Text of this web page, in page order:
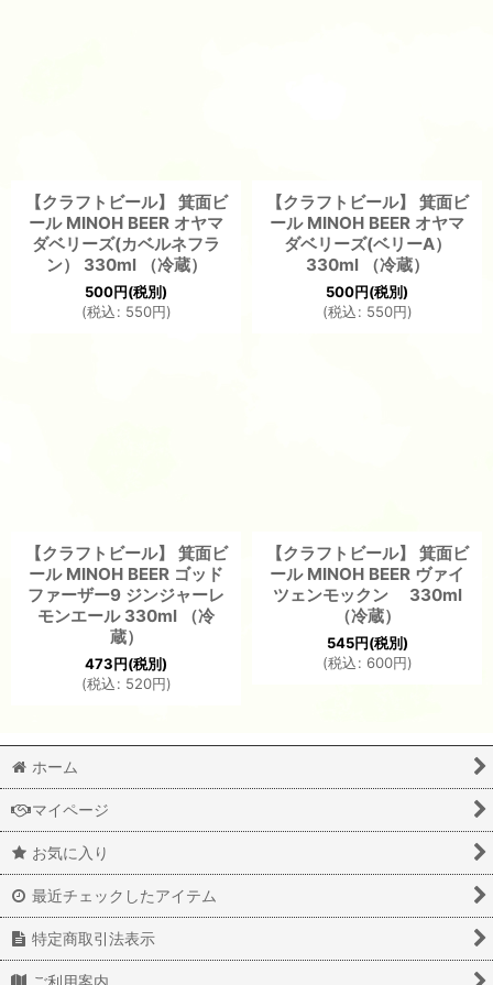
【クラフトビール】 箕面ビ
ール MINOH BEER オヤマ
ダベリーズ(カベルネフラ
ン） 330ml （冷蔵）
500円(税別)
(税込: 550円)
【クラフトビール】 箕面ビ
ール MINOH BEER オヤマ
ダベリーズ(ベリーA）
330ml （冷蔵）
500円(税別)
(税込: 550円)
【クラフトビール】 箕面ビ
ール MINOH BEER ゴッド
ファーザー9 ジンジャーレ
モンエール 330ml （冷
蔵）
473円(税別)
(税込: 520円)
【クラフトビール】 箕面ビ
ール MINOH BEER ヴァイ
ツェンモックン 330ml
（冷蔵）
545円(税別)
(税込: 600円)
ホーム
マイページ
お気に入り
最近チェックしたアイテム
特定商取引法表示